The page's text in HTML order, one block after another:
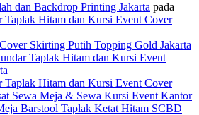
dan Backdrop Printing Jakarta pada
Taplak Hitam dan Kursi Event Cover
Skirting Putih Topping Gold Jakarta
Taplak Hitam dan Kursi Event
Taplak Hitam dan Kursi Event Cover
Sewa Meja & Sewa Kursi Event Kantor
Barstool Taplak Ketat Hitam SCBD